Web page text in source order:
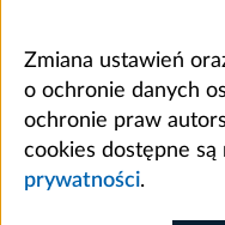
Zmiana ustawień
o ochronie danych
ochronie praw
cookies dostępne są
prywatności.